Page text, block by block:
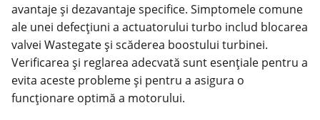
avantaje și dezavantaje specifice. Simptomele comune
ale unei defecțiuni a actuatorului turbo includ blocarea
valvei Wastegate și scăderea boostului turbinei.
Verificarea și reglarea adecvată sunt esențiale pentru a
evita aceste probleme și pentru a asigura o
funcționare optimă a motorului.